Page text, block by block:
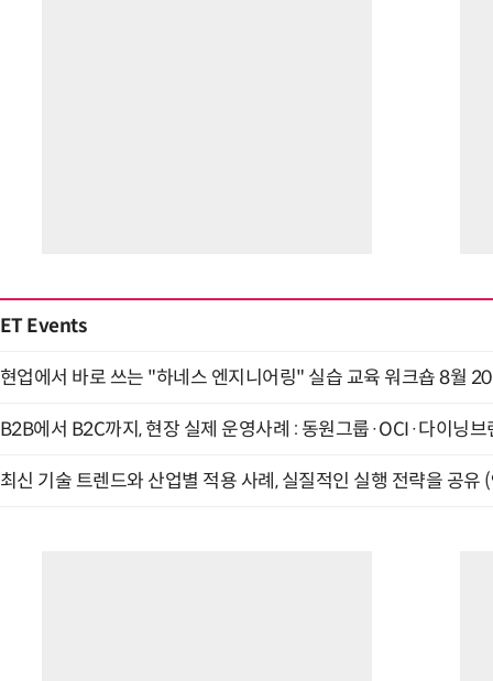
ET Events
현업에서 바로 쓰는 "하네스 엔지니어링" 실습 교육 워크숍 8월
B2B에서 B2C까지, 현장 실제 운영사례 : 동원그룹·OCI·다이닝
최신 기술 트렌드와 산업별 적용 사례, 실질적인 실행 전략을 공유